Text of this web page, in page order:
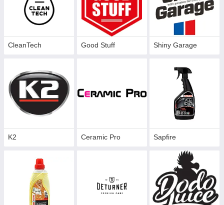
CleanTech Good Stuff Shiny Garage
K2 Ceramic Pro Sapfire